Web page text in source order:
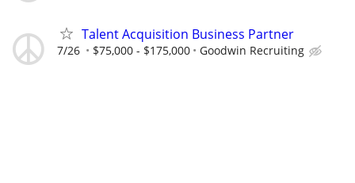
Talent Acquisition Business Partner
7/26 $75,000 - $175,000 Goodwin Recruiting